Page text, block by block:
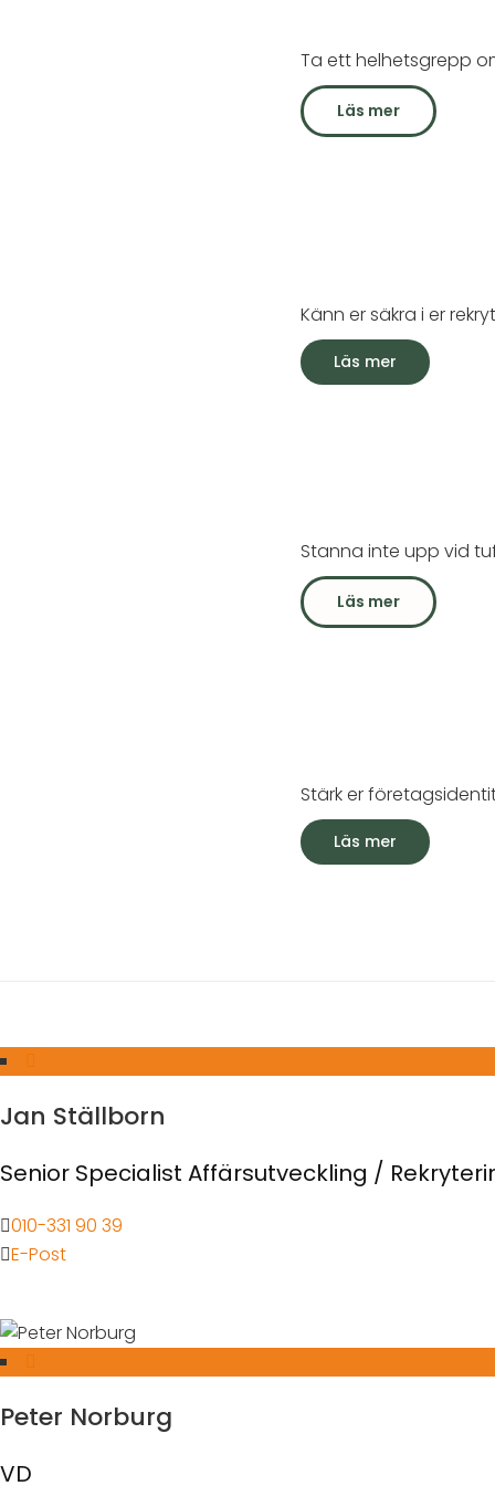
Ta ett helhetsgrepp
Läs mer
Känn er säkra i er
Läs mer
Stanna inte upp vid
Läs mer
Stärk er
Läs mer
Jan Ställborn
Senior Specialist Affärsutveckling /
010-331 90 39
E-Post
Peter Norburg
VD